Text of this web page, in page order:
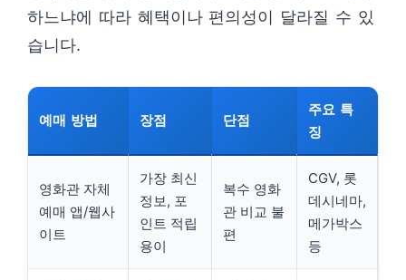
하느냐에 따라 혜택이나 편의성이 달라질 수 있
습니다.
예매 방법 장점 단점
주요 특
징
영화관 자체
예매 앱/웹사
이트
가장 최신
정보, 포
인트 적립
용이
복수 영화
관 비교 불
편
CGV, 롯
데시네마,
메가박스
등